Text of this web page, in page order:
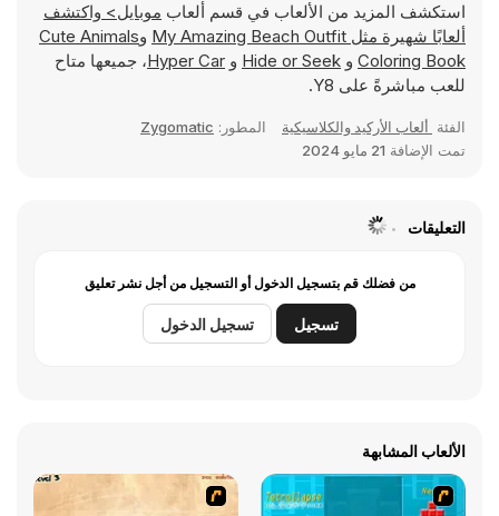
استكشف المزيد من الألعاب في قسم ألعاب
موبايل> واكتشف
ألعابًا شهيرة مثل My Amazing Beach Outfit وCute Animals
Coloring Book و Hide or Seek و Hyper Car، جميعها متاح
للعب مباشرةً على Y8.
الفئة ألعاب الأركيد والكلاسيكية المطور: Zygomatic
تمت الإضافة 21 مايو 2024
التعليقات
من فضلك قم بتسجيل الدخول أو التسجيل من أجل نشر تعليق
تسجيل تسجيل الدخول
الألعاب المشابهة